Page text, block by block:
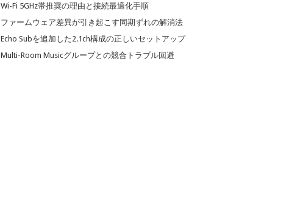
Wi-Fi 5GHz帯推奨の理由と接続最適化手順
ファームウェア差異が引き起こす同期ずれの解消法
Echo Subを追加した2.1ch構成の正しいセットアップ
Multi-Room Musicグループとの競合トラブル回避